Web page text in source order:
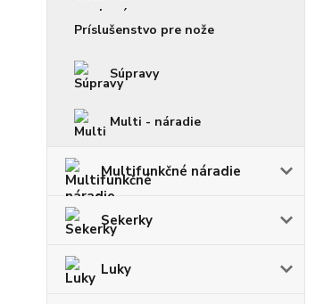
Príslušenstvo pre nože
Súpravy
Multi - náradie
Multifunkčné náradie
Sekerky
Luky